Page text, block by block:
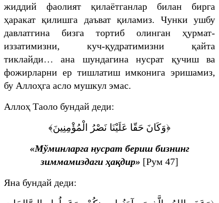
жиддий фаолият қилаётганлар билан бирга
ҳаракат қилишга даъват қиламиз. Чунки ушбу
давлатгина бизга тортиб олинган ҳурмат-
иззатимизни, куч-қудратимизни қайта
тиклайди… ана шундагина нусрат қучиш ва
фожирларни ер тишлатиш имконига эришамиз,
бу Аллоҳга асло мушкул эмас.
Аллоҳ Таоло бундай деди:
﴿وَكَانَ حَقّا عَلَيْنَا نَصْرُ الْمُؤْمِنِينَ﴾
«Мўминларга нусрат бериш бизнинг
зиммамиздаги ҳақдир» [Рум 47]
Яна бундай деди: